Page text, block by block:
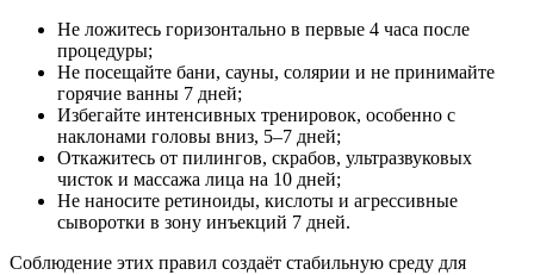
Не ложитесь горизонтально в первые 4 часа после
процедуры;
Не посещайте бани, сауны, солярии и не принимайте
горячие ванны 7 дней;
Избегайте интенсивных тренировок, особенно с
наклонами головы вниз, 5–7 дней;
Откажитесь от пилингов, скрабов, ультразвуковых
чисток и массажа лица на 10 дней;
Не наносите ретиноиды, кислоты и агрессивные
сыворотки в зону инъекций 7 дней.
Соблюдение этих правил создаёт стабильную среду для